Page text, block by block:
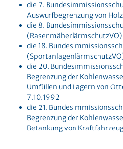
die 7.
Auswurfbegrenzung von
die 8.
(RasenmäherlärmschutzVO)
die 18.
die 20.
Begrenzung der
Umfüllen und Lagern von
7.10.1992
die 21.
Begrenzung der
Betankung von